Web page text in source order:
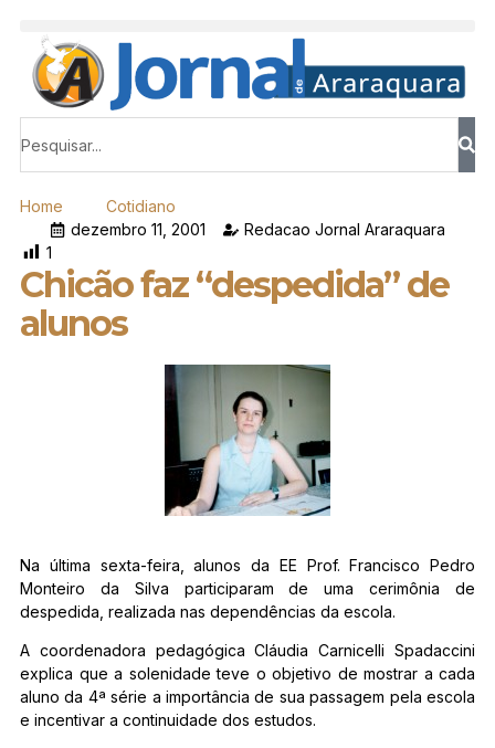
Home
Cotidiano
dezembro 11, 2001
Redacao Jornal Araraquara
1
Chicão faz “despedida” de
alunos
Na última sexta-feira, alunos da EE Prof. Francisco Pedro
Monteiro da Silva participaram de uma cerimônia de
despedida, realizada nas dependências da escola.
A coordenadora pedagógica Cláudia Carnicelli Spadaccini
explica que a solenidade teve o objetivo de mostrar a cada
aluno da 4ª série a importância de sua passagem pela escola
e incentivar a continuidade dos estudos.